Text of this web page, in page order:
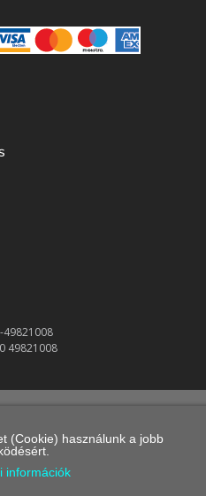
49821008
49821008
(Cookie) használunk a jobb
információk